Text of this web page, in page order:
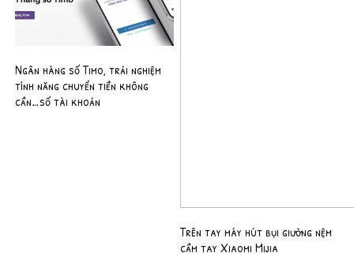
Ngân hàng số Timo, trải nghiệm
tính năng chuyển tiền không
cần…số tài khoản
Trên tay máy hút bụi giường nệm
cầm tay Xiaomi Mijia